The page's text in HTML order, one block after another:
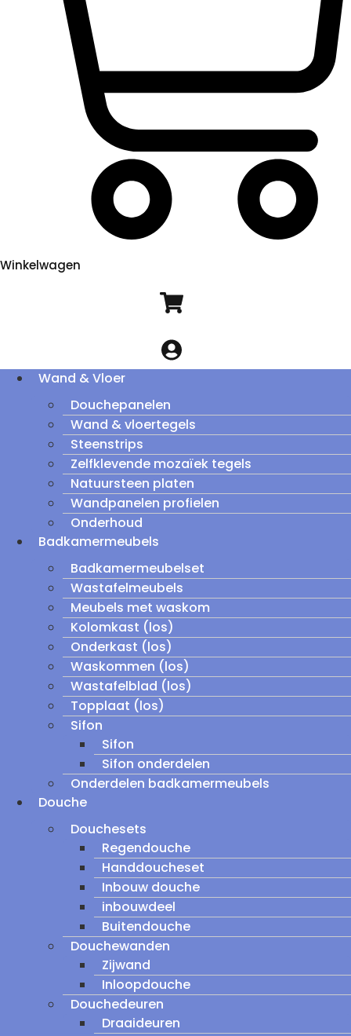
Winkelwagen
Wand & Vloer
Douchepanelen
Wand & vloertegels
Steenstrips
Zelfklevende mozaïek tegels
Natuursteen platen
Wandpanelen profielen
Onderhoud
Badkamermeubels
Badkamermeubelset
Wastafelmeubels
Meubels met waskom
Kolomkast (los)
Onderkast (los)
Waskommen (los)
Wastafelblad (los)
Topplaat (los)
Sifon
Sifon
Sifon onderdelen
Onderdelen badkamermeubels
Douche
Douchesets
Regendouche
Handdoucheset
Inbouw douche
inbouwdeel
Buitendouche
Douchewanden
Zijwand
Inloopdouche
Douchedeuren
Draaideuren